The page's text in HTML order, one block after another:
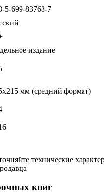
5-699-83768-7
издание
мм (средний формат)
технические
книг